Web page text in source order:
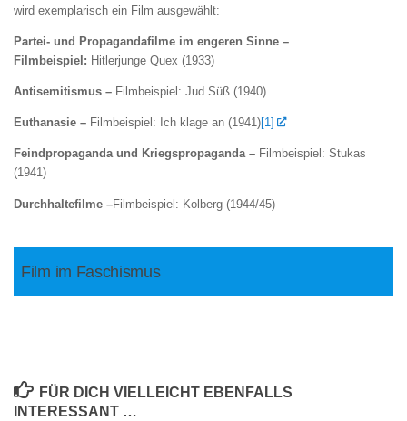
wird exemplarisch ein Film ausgewählt:
Partei- und Propagandafilme im engeren Sinne –
Filmbeispiel: Hitlerjunge Quex (1933)
Antisemitismus – Filmbeispiel: Jud Süß (1940)
Euthanasie – Filmbeispiel: Ich klage an (1941)[1]
Feindpropaganda und Kriegspropaganda – Filmbeispiel: Stukas
(1941)
Durchhaltefilme –Filmbeispiel: Kolberg (1944/45)
Film im Faschismus
FÜR DICH VIELLEICHT EBENFALLS
INTERESSANT …